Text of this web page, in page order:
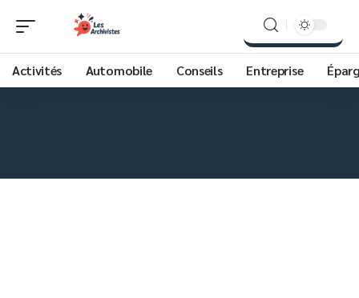
Activités Automobile Conseils Entreprise